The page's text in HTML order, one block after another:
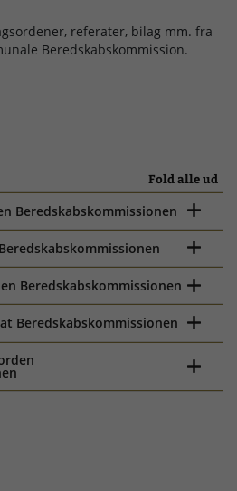
referater, bilag mm. fra
Beredskabskommission.
Fold alle ud
Beredskabskommissionen
Beredskabskommissionen
Beredskabskommissionen